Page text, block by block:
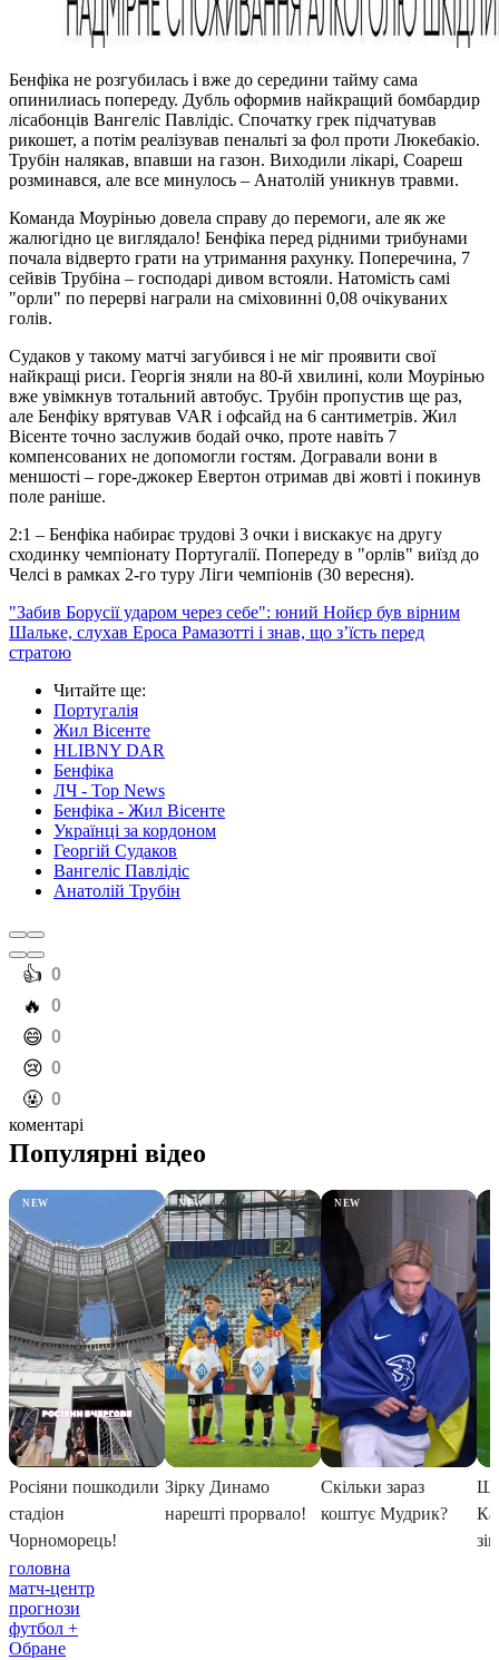
Бенфіка не розгубилась і вже до середини тайму сама
опинилиась попереду. Дубль оформив найкращий бомбардир
лісабонців Вангеліс Павлідіс. Спочатку грек підчатував
рикошет, а потім реалізував пенальті за фол проти Люкебакіо.
Трубін налякав, впавши на газон. Виходили лікарі, Соареш
розминався, але все минулось – Анатолій уникнув травми.
Команда Моурінью довела справу до перемоги, але як же
жалюгідно це виглядало! Бенфіка перед рідними трибунами
почала відверто грати на утримання рахунку. Поперечина, 7
сейвів Трубіна – господарі дивом встояли. Натомість самі
"орли" по перерві награли на сміховинні 0,08 очікуваних
голів.
Судаков у такому матчі загубився і не міг проявити свої
найкращі риси. Георгія зняли на 80-й хвилині, коли Моурінью
вже увімкнув тотальний автобус. Трубін пропустив ще раз,
але Бенфіку врятував VAR і офсайд на 6 сантиметрів. Жил
Вісенте точно заслужив бодай очко, проте навіть 7
компенсованих не допомогли гостям. Догравали вони в
меншості – горе-джокер Евертон отримав дві жовті і покинув
поле раніше.
2:1 – Бенфіка набирає трудові 3 очки і вискакує на другу
сходинку чемпіонату Португалії. Попереду в "орлів" виїзд до
Челсі в рамках 2-го туру Ліги чемпіонів (30 вересня).
"Забив Борусії ударом через себе": юний Нойєр був вірним
Шальке, слухав Ероса Рамазотті і знав, що з’їсть перед
стратою
Читайте ще:
Португалія
Жил Вісенте
HLIBNY DAR
Бенфіка
ЛЧ - Top News
Бенфіка - Жил Вісенте
Українці за кордоном
Георгій Судаков
Вангеліс Павлідіс
Анатолій Трубін
️👍 0
️🔥 0
️😄 0
️😢 0
️🤬 0
коментарі
головна
матч-центр
прогнози
футбол +
Обране